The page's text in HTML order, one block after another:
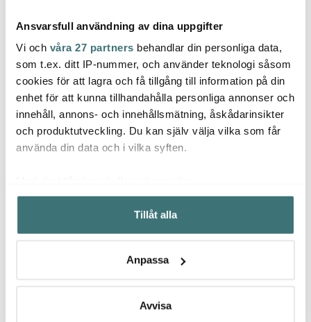
Ansvarsfull användning av dina uppgifter
Vi och våra 27 partners behandlar din personliga data,
som t.ex. ditt IP-nummer, och använder teknologi såsom
cookies för att lagra och få tillgång till information på din
enhet för att kunna tillhandahålla personliga annonser och
innehåll, annons- och innehållsmätning, åskådarinsikter
och produktutveckling. Du kan själv välja vilka som får
använda din data och i vilka syften.
Samla in information om din geografiska plats som
kan ha en noggrannhet på upp till flera meter
Identifiera din enhet genom att aktivt skanna den för
Ta reda på mer om hur dina personliga uppgifter
Du kan ändra eller dra tillbaka ditt samtycke när som
Tillåt alla
Anpassa
Avvisa
Zwilling
Gourmet Tournierkniv 6
cm
359 kr
Zwilling
Pro Äppelurkärnare 23
cm
249 kr
Låt dig inspireras av våra kunder